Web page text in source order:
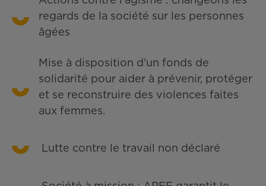
regards de la société sur les personnes
âgées
Mise à disposition d’un fonds de
solidarité pour aider à prévenir, protéger
et se reconstruire des violences faites
aux femmes.
Lutte contre le travail non déclaré